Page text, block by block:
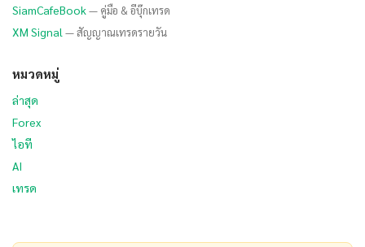
SiamCafeBook— คู่มือ & อีบุ๊กเทรด
XM Signal — สัญญาณเทรดรายวัน
หมวดหมู่
ล่าสุด
Forex
ไอที
AI
เทรด